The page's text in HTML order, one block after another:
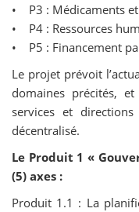
• P3 : Médicaments
• P4 : Ressources
• P5 : Financement
Le projet prévoit
domaines précités,
services et
décentralisé.
Le Produit 1 «
(5) axes :
Produit 1.1 : La